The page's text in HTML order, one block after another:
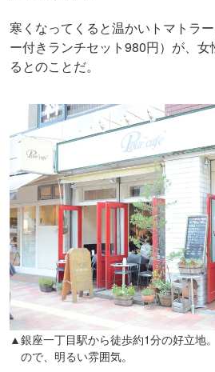
寒くなってくると温かいトマトラ
ー付きランチセット980円）が、
るとのことだ。
▲銀座一丁目駅から徒歩約1分の好立地
ので、明るい雰囲気。